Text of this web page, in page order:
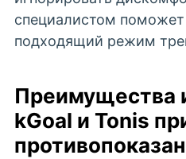
специалистом поможет
подходящий режим
Преимущества
kGoal и Tonis